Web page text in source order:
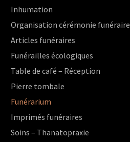
Inhumation
Organisation cérémonie funéraire
Articles funéraires
Funérailles écologiques
Table de café – Réception
Pierre tombale
Funérarium
Imprimés funéraires
Soins – Thanatopraxie